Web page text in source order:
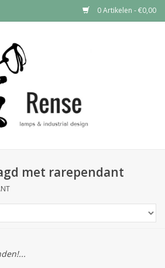
0 Artikelen - €0,00
met rarependant